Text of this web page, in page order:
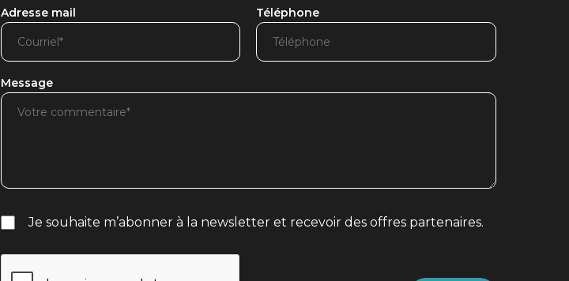
Adresse mail Téléphone
Message
Je souhaite m’abonner à la newsletter et recevoir des offres partenaires.